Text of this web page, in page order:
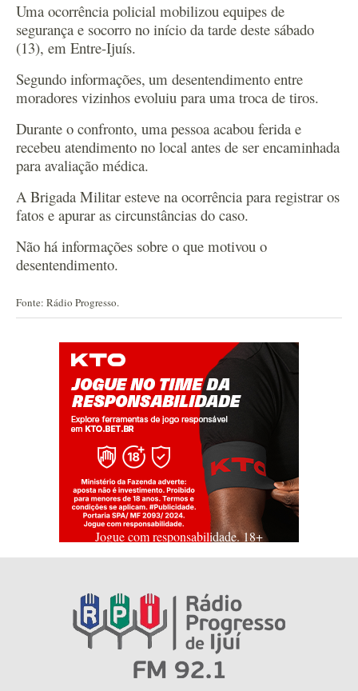
Uma ocorrência policial mobilizou equipes de
segurança e socorro no início da tarde deste sábado
(13), em Entre-Ijuís.
Segundo informações, um desentendimento entre
moradores vizinhos evoluiu para uma troca de tiros.
Durante o confronto, uma pessoa acabou ferida e
recebeu atendimento no local antes de ser encaminhada
para avaliação médica.
A Brigada Militar esteve na ocorrência para registrar os
fatos e apurar as circunstâncias do caso.
Não há informações sobre o que motivou o
desentendimento.
Fonte: Rádio Progresso.
Jogue com responsabilidade. 18+